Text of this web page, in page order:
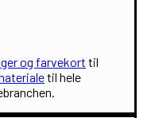
og farvekort til
til hele